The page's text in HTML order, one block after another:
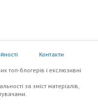
Контакти
топ-блогерів i екслюзивнi
за зміст матеріалів,